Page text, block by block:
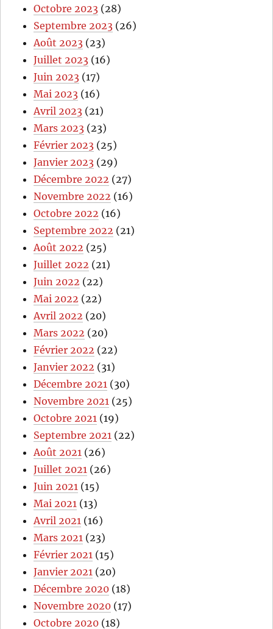
Octobre 2023 (28)
Septembre 2023 (26)
Août 2023 (23)
Juillet 2023 (16)
Juin 2023 (17)
Mai 2023 (16)
Avril 2023 (21)
Mars 2023 (23)
Février 2023 (25)
Janvier 2023 (29)
Décembre 2022 (27)
Novembre 2022 (16)
Octobre 2022 (16)
Septembre 2022 (21)
Août 2022 (25)
Juillet 2022 (21)
Juin 2022 (22)
Mai 2022 (22)
Avril 2022 (20)
Mars 2022 (20)
Février 2022 (22)
Janvier 2022 (31)
Décembre 2021 (30)
Novembre 2021 (25)
Octobre 2021 (19)
Septembre 2021 (22)
Août 2021 (26)
Juillet 2021 (26)
Juin 2021 (15)
Mai 2021 (13)
Avril 2021 (16)
Mars 2021 (23)
Février 2021 (15)
Janvier 2021 (20)
Décembre 2020 (18)
Novembre 2020 (17)
Octobre 2020 (18)